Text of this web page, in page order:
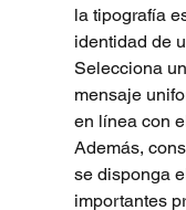
la tipografía
identidad de
Selecciona
mensaje
en línea con
Además,
se disponga
importantes